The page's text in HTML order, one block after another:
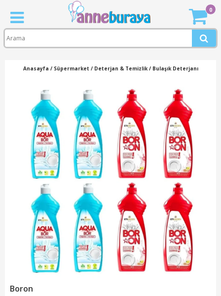
0
Anasayfa / Süpermarket / Deterjan & Temizlik/ Bulaşık Deterjanı
Boron